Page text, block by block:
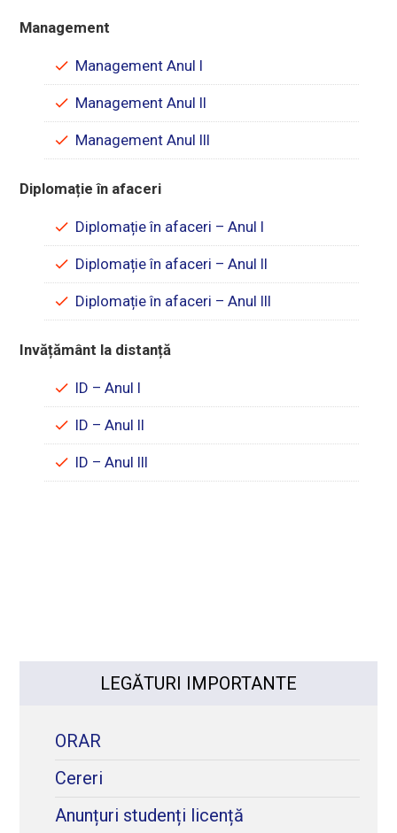
Management
Management Anul I
Management Anul II
Management Anul III
Diplomație în afaceri
Diplomație în afaceri – Anul I
Diplomație în afaceri – Anul II
Diplomație în afaceri – Anul III
Invățământ la distanță
ID – Anul I
ID – Anul II
ID – Anul III
LEGĂTURI IMPORTANTE
ORAR
Cereri
Anunțuri studenți licență